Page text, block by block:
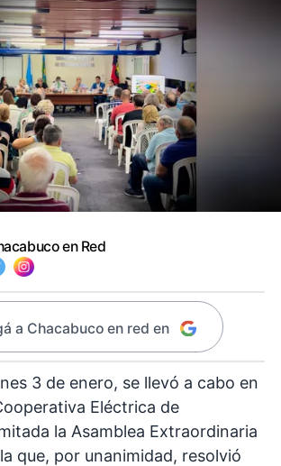
en Red
a Chacabuco en red en
3 de enero, se llevó a cabo en
Eléctrica de
la Asamblea Extraordinaria
que, por unanimidad, resolvió